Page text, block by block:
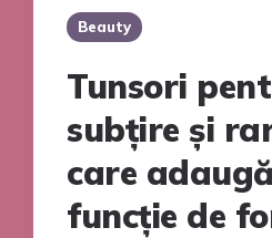
Beauty
Tunsori
subțire și
care
funcție de